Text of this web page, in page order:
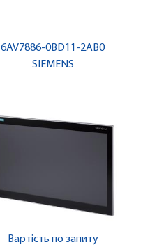
6AV7886-0BD11-2AB0
SIEMENS
Вартість по запиту